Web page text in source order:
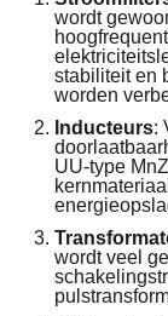
wordt
stabiliteit en
worden
Inducteurs:
UU-type
wordt veel